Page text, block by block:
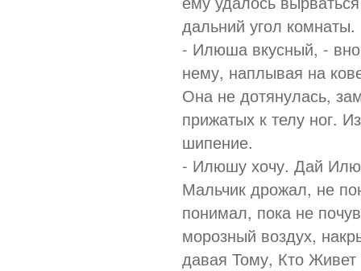
дальний угол комнаты.
- Илюша вкусный, -
нему, наплывая на
Она не дотянулась,
прижатых к телу ног.
шипение.
- Илюшу хочу. Дай
Мальчик дрожал, не
понимал, пока не
морозный воздух,
давая Тому, Кто Живет